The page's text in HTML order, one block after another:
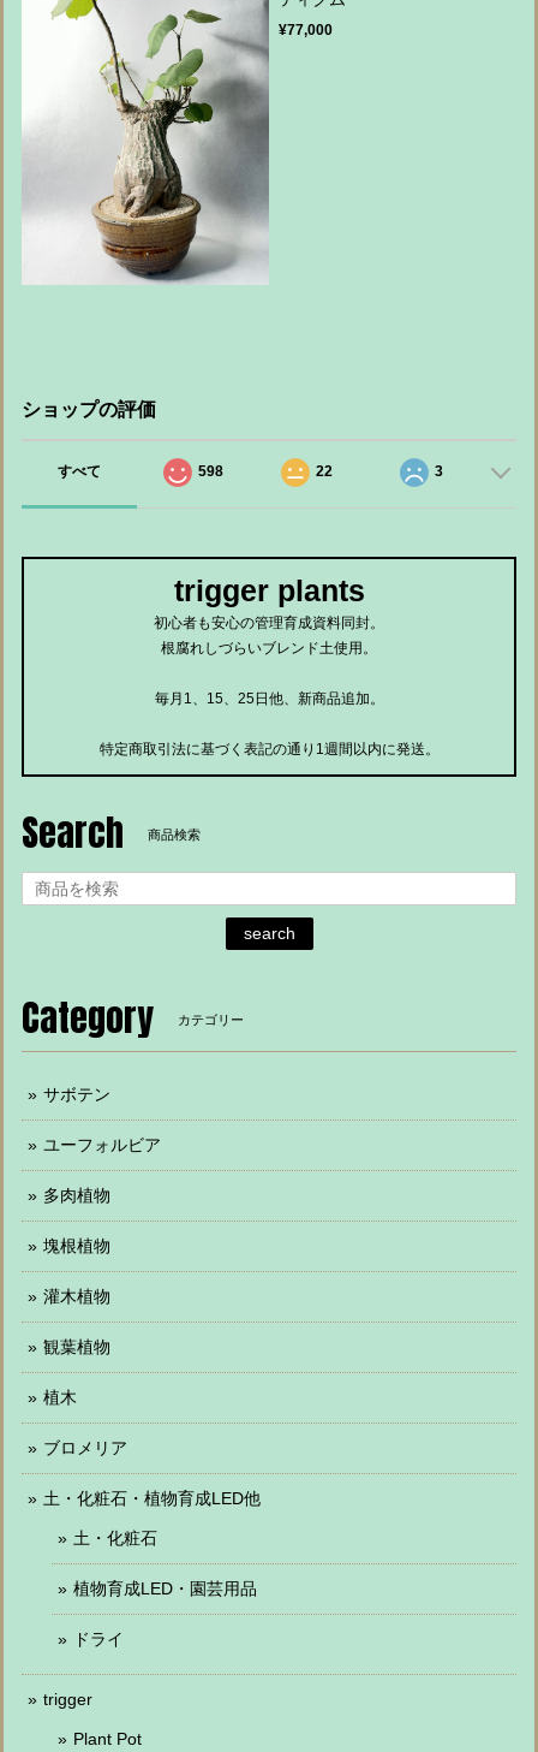
¥77,000
ショップの評価
すべて 598 22 3
trigger plants
初心者も安心の管理育成資料同封。
根腐れしづらいブレンド土使用。
毎月1、15、25日他、新商品追加。
特定商取引法に基づく表記の通り1週間以内に発送。
Search 商品検索
search
Category カテゴリー
サボテン
ユーフォルビア
多肉植物
塊根植物
灌木植物
観葉植物
植木
ブロメリア
土・化粧石・植物育成LED他
土・化粧石
植物育成LED・園芸用品
ドライ
trigger
Plant Pot